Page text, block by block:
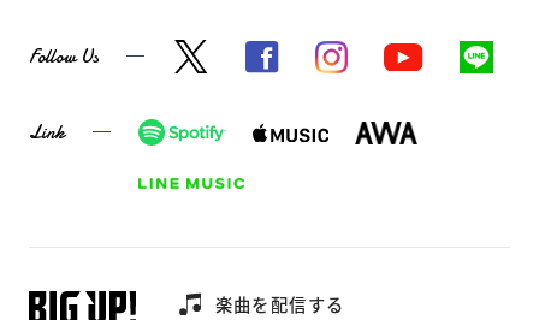
Follow Us
Link
楽曲を配信する